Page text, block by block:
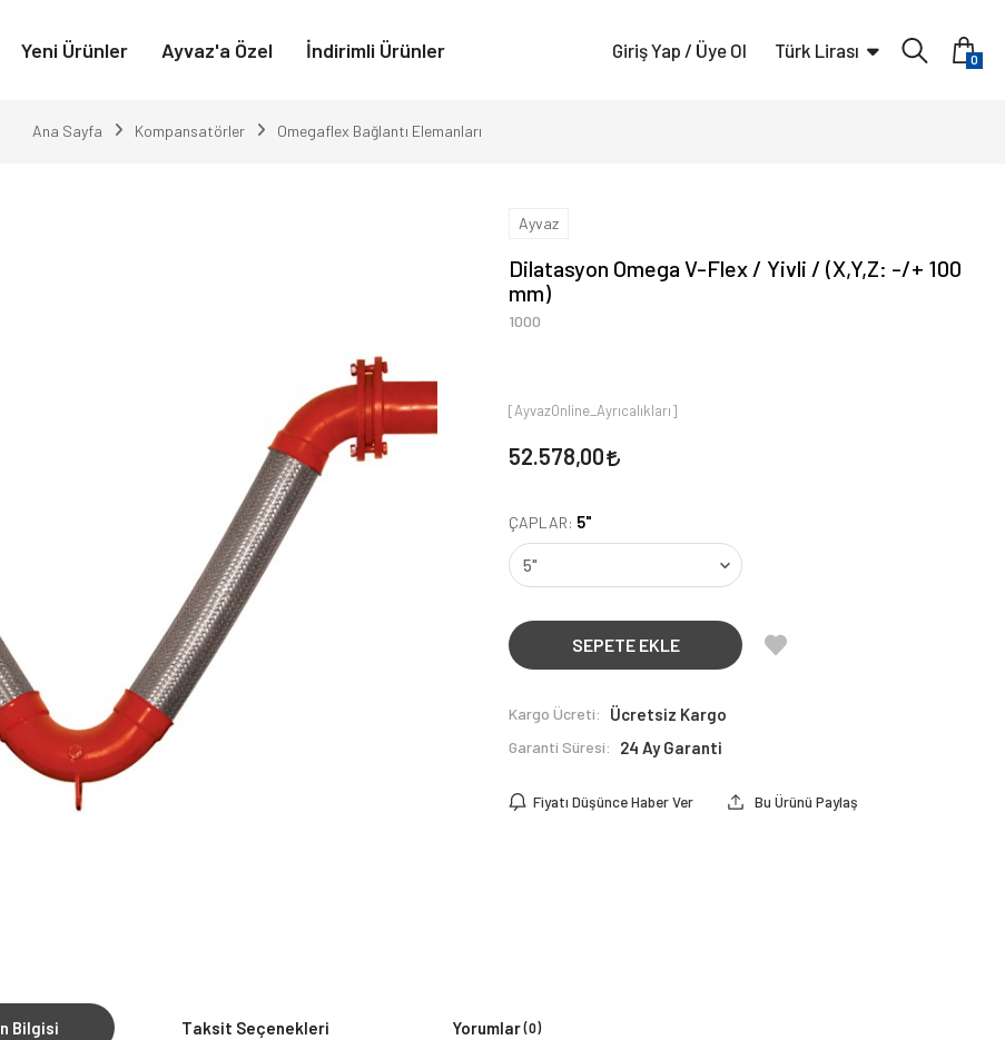
Yeni Ürünler Ayvaz'a Özel İndirimli Ürünler Giriş Yap / Üye Ol Türk Lirası 0
Ana Sayfa Kompansatörler Omegaflex Bağlantı Elemanları
Ayvaz
Dilatasyon Omega V-Flex / Yivli / (X,Y,Z: -/+ 100
mm)
1000
[AyvazOnline_Ayrıcalıkları]
52.578,00
ÇAPLAR: 5"
SEPETE EKLE
Kargo Ücreti: Ücretsiz Kargo
Garanti Süresi: 24 Ay Garanti
Fiyatı Düşünce Haber Ver Bu Ürünü Paylaş
Bilgisi Taksit Seçenekleri Yorumlar(0)